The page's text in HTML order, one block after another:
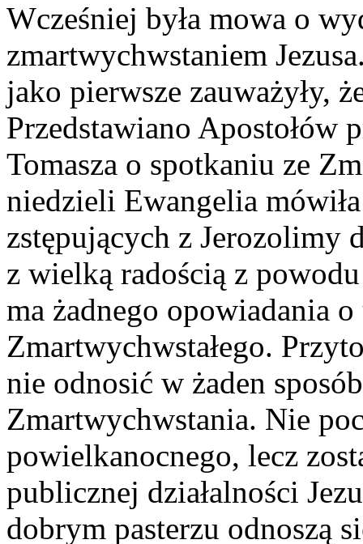
Wcześniej była mowa o
zmartwychwstaniem
jako pierwsze zauważyły,
Przedstawiano Apostołów
Tomasza o spotkaniu ze
niedzieli Ewangelia
zstępujących z Jerozolimy
z wielką radością z
ma żadnego opowiadania
Zmartwychwstałego.
nie odnosić w żaden
Zmartwychwstania. Nie
powielkanocnego, lecz
publicznej działalności
dobrym pasterzu odnoszą